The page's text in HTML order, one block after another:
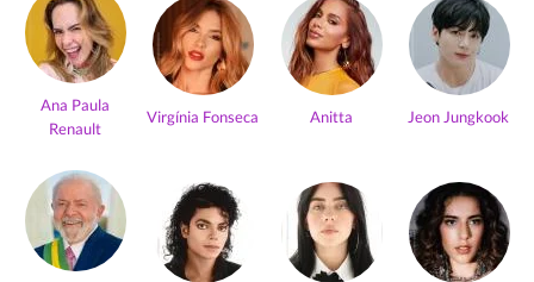
Ana Paula
Renault
Virgínia Fonseca Anitta Jeon Jungkook